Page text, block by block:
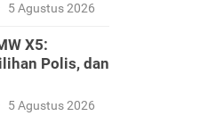
5 Agustus 2026
X5:
Polis, dan
5 Agustus 2026